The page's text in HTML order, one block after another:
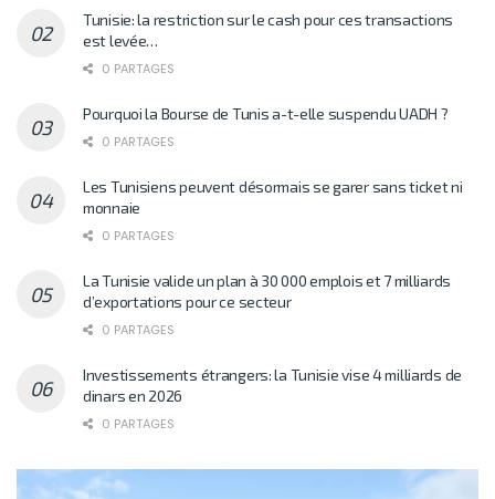
Tunisie: la restriction sur le cash pour ces transactions
est levée…
0 PARTAGES
Pourquoi la Bourse de Tunis a-t-elle suspendu UADH ?
0 PARTAGES
Les Tunisiens peuvent désormais se garer sans ticket ni
monnaie
0 PARTAGES
La Tunisie valide un plan à 30 000 emplois et 7 milliards
d’exportations pour ce secteur
0 PARTAGES
Investissements étrangers: la Tunisie vise 4 milliards de
dinars en 2026
0 PARTAGES